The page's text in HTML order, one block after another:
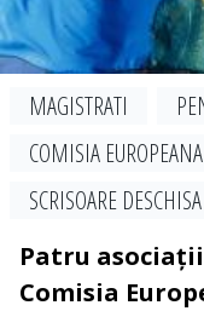
MAGISTRATI
COMISIA EUROPEANA
SCRISOARE DESCHISA
Patru
Comisia